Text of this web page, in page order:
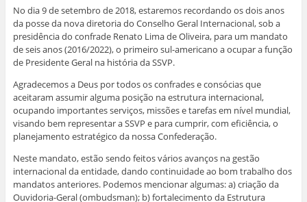
i
r
(
a
b
r
e
e
n
o
v
j
a
n
e
a
)
p
o
r
-
m
a
i
a
u
m
m
i
g
o
a
b
r
e
e
m
t
i
l
h
a
r
n
o
a
c
e
b
o
o
k
(
b
r
e
e
m
n
t
i
l
h
a
r
n
o
h
a
t
A
p
p
(
b
r
e
m
n
t
i
l
h
a
r
n
o
i
n
k
e
d
I
n
(
b
r
e
e
m
n
t
i
l
h
a
r
n
w
i
t
e
r
(
a
r
e
e
n
o
No dia 9 de setembro de 2018, estaremos recordando os dois anos
da posse da nova diretoria do Conselho Geral Internacional, sob a
presidência do confrade Renato Lima de Oliveira, para um mandato
de seis anos (2016/2022), o primeiro sul-americano a ocupar a função
de Presidente Geral na história da SSVP.
Agradecemos a Deus por todos os confrades e consócias que
aceitaram assumir alguma posição na estrutura internacional,
ocupando importantes serviços, missões e tarefas em nível mundial,
visando bem representar a SSVP e para cumprir, com eficiência, o
planejamento estratégico da nossa Confederação.
Neste mandato, estão sendo feitos vários avanços na gestão
internacional da entidade, dando continuidade ao bom trabalho dos
mandatos anteriores. Podemos mencionar algumas: a) criação da
Ouvidoria-Geral (ombudsman); b) fortalecimento da Estrutura